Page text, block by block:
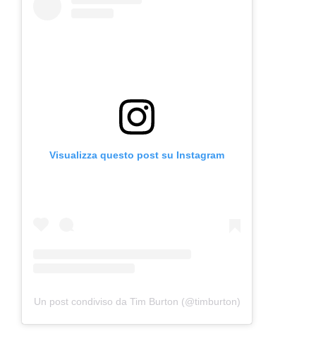
Visualizza questo post su Instagram
Un post condiviso da Tim Burton (@timburton)